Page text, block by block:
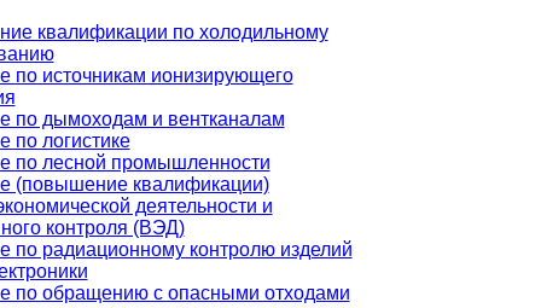
квалификации по холодильному
по источникам ионизирующего
по дымоходам и вентканалам
по логистике
по лесной промышленности
(повышение квалификации)
деятельности и
контроля (ВЭД)
по радиационному контролю изделий
по обращению с опасными отходами